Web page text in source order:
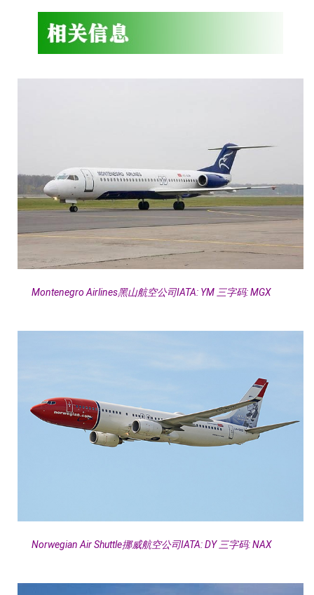
Montenegro Airlines黑山航空公司IATA: YM 三字码: MGX
Norwegian Air Shuttle挪威航空公司IATA: DY 三字码: NAX